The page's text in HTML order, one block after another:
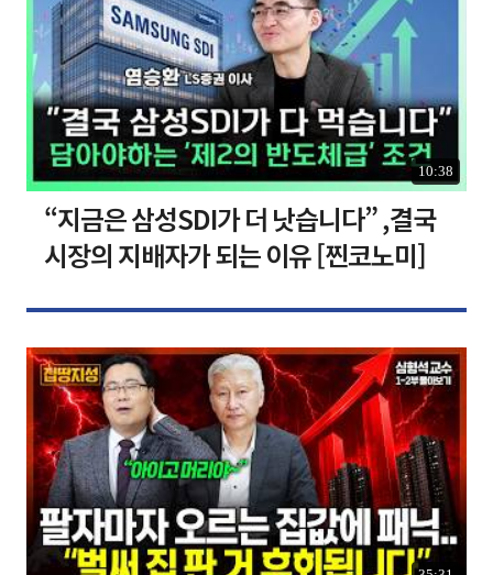
10:38
“지금은 삼성SDI가 더 낫습니다” ,결국
시장의 지배자가 되는 이유 [찐코노미]